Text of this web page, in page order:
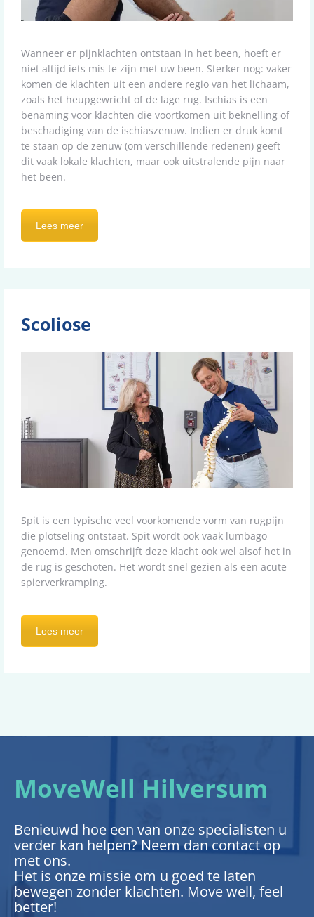
Wanneer er pijnklachten ontstaan in het been, hoeft er
niet altijd iets mis te zijn met uw been. Sterker nog: vaker
komen de klachten uit een andere regio van het lichaam,
zoals het heupgewricht of de lage rug. Ischias is een
benaming voor klachten die voortkomen uit beknelling of
beschadiging van de ischiaszenuw. Indien er druk komt
te staan op de zenuw (om verschillende redenen) geeft
dit vaak lokale klachten, maar ook uitstralende pijn naar
het been.
Lees meer
Scoliose
Spit is een typische veel voorkomende vorm van rugpijn
die plotseling ontstaat. Spit wordt ook vaak lumbago
genoemd. Men omschrijft deze klacht ook wel alsof het in
de rug is geschoten. Het wordt snel gezien als een acute
spierverkramping.
Lees meer
MoveWell Hilversum
Benieuwd hoe een van onze specialisten u
verder kan helpen? Neem dan contact op
met ons.
Het is onze missie om u goed te laten
bewegen zonder klachten. Move well, feel
better!